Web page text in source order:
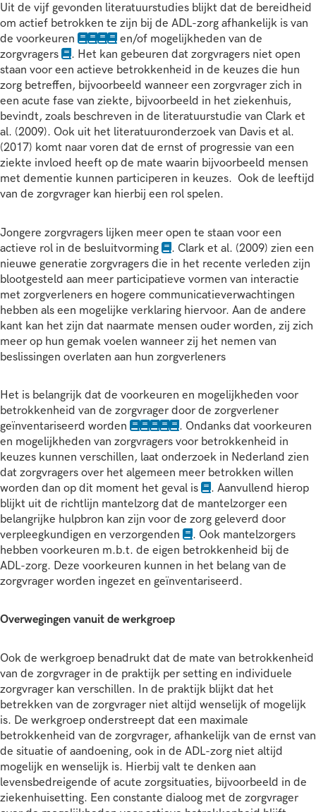
Uit de vijf gevonden literatuurstudies blijkt dat de bereidheid
om actief betrokken te zijn bij de ADL-zorg afhankelijk is van
de voorkeuren
en/of mogelijkheden van de
zorgvragers
. Het kan gebeuren dat zorgvragers niet open
staan voor een actieve betrokkenheid in de keuzes die hun
zorg betreffen, bijvoorbeeld wanneer een zorgvrager zich in
een acute fase van ziekte, bijvoorbeeld in het ziekenhuis,
bevindt, zoals beschreven in de literatuurstudie van Clark et
al. (2009). Ook uit het literatuuronderzoek van Davis et al.
(2017) komt naar voren dat de ernst of progressie van een
ziekte invloed heeft op de mate waarin bijvoorbeeld mensen
met dementie kunnen participeren in keuzes. Ook de leeftijd
van de zorgvrager kan hierbij een rol spelen.
Jongere zorgvragers lijken meer open te staan voor een
actieve rol in de besluitvorming
. Clark et al. (2009) zien een
nieuwe generatie zorgvragers die in het recente verleden zijn
blootgesteld aan meer participatieve vormen van interactie
met zorgverleners en hogere communicatieverwachtingen
hebben als een mogelijke verklaring hiervoor. Aan de andere
kant kan het zijn dat naarmate mensen ouder worden, zij zich
meer op hun gemak voelen wanneer zij het nemen van
beslissingen overlaten aan hun zorgverleners
Het is belangrijk dat de voorkeuren en mogelijkheden voor
betrokkenheid van de zorgvrager door de zorgverlener
geïnventariseerd worden
. Ondanks dat voorkeuren
en mogelijkheden van zorgvragers voor betrokkenheid in
keuzes kunnen verschillen, laat onderzoek in Nederland zien
dat zorgvragers over het algemeen meer betrokken willen
worden dan op dit moment het geval is
. Aanvullend hierop
blijkt uit de richtlijn mantelzorg dat de mantelzorger een
belangrijke hulpbron kan zijn voor de zorg geleverd door
verpleegkundigen en verzorgenden
. Ook mantelzorgers
hebben voorkeuren m.b.t. de eigen betrokkenheid bij de
ADL-zorg. Deze voorkeuren kunnen in het belang van de
zorgvrager worden ingezet en geïnventariseerd.
Overwegingen vanuit de werkgroep
Ook de werkgroep benadrukt dat de mate van betrokkenheid
van de zorgvrager in de praktijk per setting en individuele
zorgvrager kan verschillen. In de praktijk blijkt dat het
betrekken van de zorgvrager niet altijd wenselijk of mogelijk
is. De werkgroep onderstreept dat een maximale
betrokkenheid van de zorgvrager, afhankelijk van de ernst van
de situatie of aandoening, ook in de ADL-zorg niet altijd
mogelijk en wenselijk is. Hierbij valt te denken aan
levensbedreigende of acute zorgsituaties, bijvoorbeeld in de
ziekenhuisetting. Een constante dialoog met de zorgvrager